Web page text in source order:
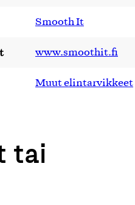
Smooth It
www.smoothit.fi
Muut elintarvikkeet
tai